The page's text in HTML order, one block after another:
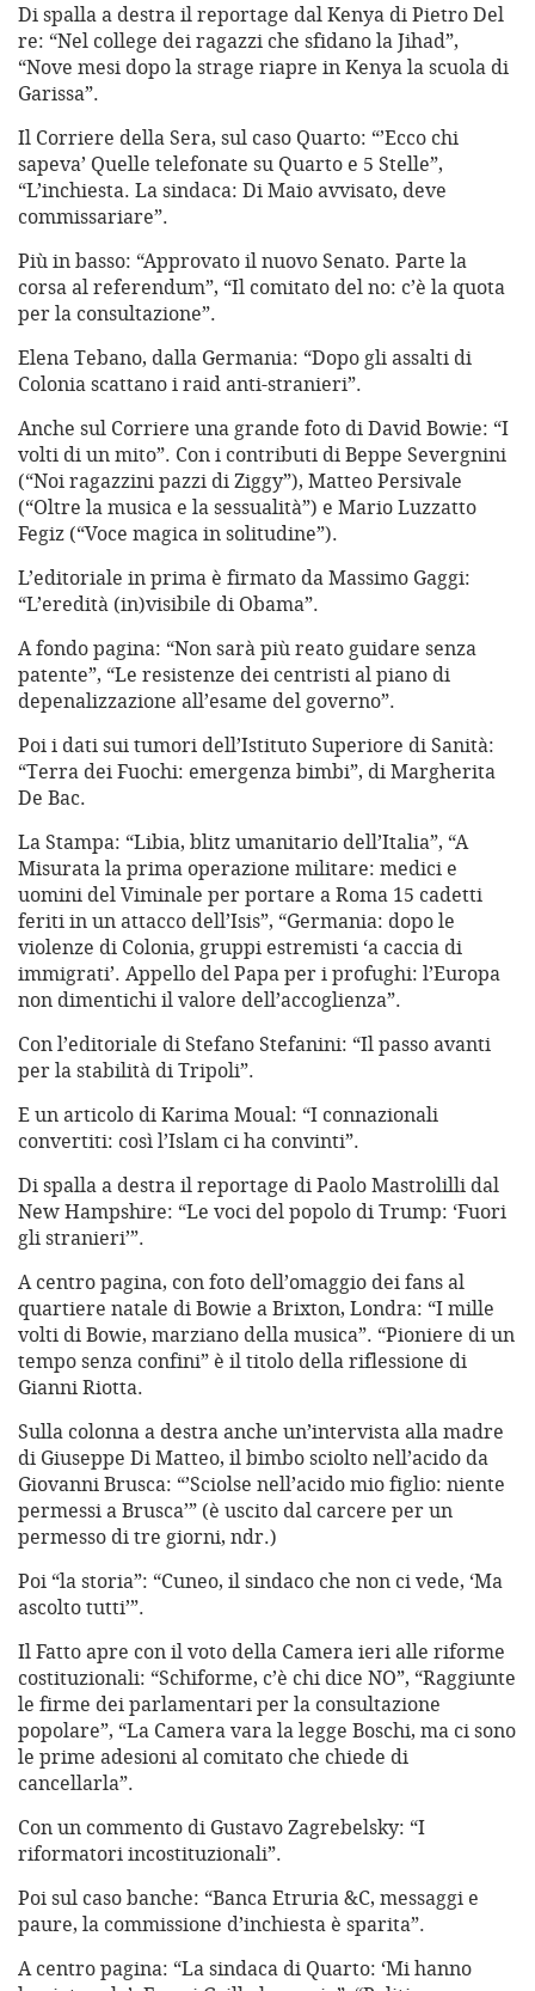
Di spalla a destra il reportage dal Kenya di Pietro Del
re: “Nel college dei ragazzi che sfidano la Jihad”,
“Nove mesi dopo la strage riapre in Kenya la scuola di
Garissa”.
Il Corriere della Sera, sul caso Quarto: “’Ecco chi
sapeva’ Quelle telefonate su Quarto e 5 Stelle”,
“L’inchiesta. La sindaca: Di Maio avvisato, deve
commissariare”.
Più in basso: “Approvato il nuovo Senato. Parte la
corsa al referendum”, “Il comitato del no: c’è la quota
per la consultazione”.
Elena Tebano, dalla Germania: “Dopo gli assalti di
Colonia scattano i raid anti-stranieri”.
Anche sul Corriere una grande foto di David Bowie: “I
volti di un mito”. Con i contributi di Beppe Severgnini
(“Noi ragazzini pazzi di Ziggy”), Matteo Persivale
(“Oltre la musica e la sessualità”) e Mario Luzzatto
Fegiz (“Voce magica in solitudine”).
L’editoriale in prima è firmato da Massimo Gaggi:
“L’eredità (in)visibile di Obama”.
A fondo pagina: “Non sarà più reato guidare senza
patente”, “Le resistenze dei centristi al piano di
depenalizzazione all’esame del governo”.
Poi i dati sui tumori dell’Istituto Superiore di Sanità:
“Terra dei Fuochi: emergenza bimbi”, di Margherita
De Bac.
La Stampa: “Libia, blitz umanitario dell’Italia”, “A
Misurata la prima operazione militare: medici e
uomini del Viminale per portare a Roma 15 cadetti
feriti in un attacco dell’Isis”, “Germania: dopo le
violenze di Colonia, gruppi estremisti ‘a caccia di
immigrati’. Appello del Papa per i profughi: l’Europa
non dimentichi il valore dell’accoglienza”.
Con l’editoriale di Stefano Stefanini: “Il passo avanti
per la stabilità di Tripoli”.
E un articolo di Karima Moual: “I connazionali
convertiti: così l’Islam ci ha convinti”.
Di spalla a destra il reportage di Paolo Mastrolilli dal
New Hampshire: “Le voci del popolo di Trump: ‘Fuori
gli stranieri’”.
A centro pagina, con foto dell’omaggio dei fans al
quartiere natale di Bowie a Brixton, Londra: “I mille
volti di Bowie, marziano della musica”. “Pioniere di un
tempo senza confini” è il titolo della riflessione di
Gianni Riotta.
Sulla colonna a destra anche un’intervista alla madre
di Giuseppe Di Matteo, il bimbo sciolto nell’acido da
Giovanni Brusca: “’Sciolse nell’acido mio figlio: niente
permessi a Brusca’” (è uscito dal carcere per un
permesso di tre giorni, ndr.)
Poi “la storia”: “Cuneo, il sindaco che non ci vede, ‘Ma
ascolto tutti’”.
Il Fatto apre con il voto della Camera ieri alle riforme
costituzionali: “Schiforme, c’è chi dice NO”, “Raggiunte
le firme dei parlamentari per la consultazione
popolare”, “La Camera vara la legge Boschi, ma ci sono
le prime adesioni al comitato che chiede di
cancellarla”.
Con un commento di Gustavo Zagrebelsky: “I
riformatori incostituzionali”.
Poi sul caso banche: “Banca Etruria &C, messaggi e
paure, la commissione d’inchiesta è sparita”.
A centro pagina: “La sindaca di Quarto: ‘Mi hanno